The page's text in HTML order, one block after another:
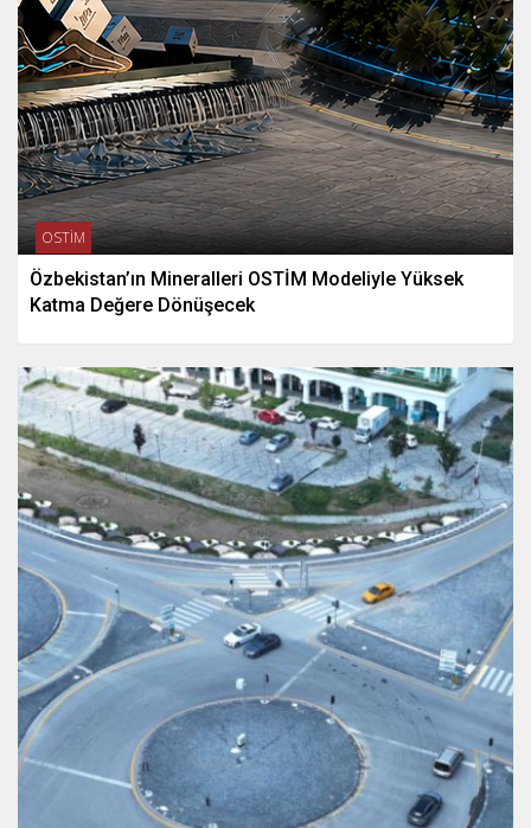
OSTİM
Özbekistan’ın Mineralleri OSTİM Modeliyle Yüksek
Katma Değere Dönüşecek